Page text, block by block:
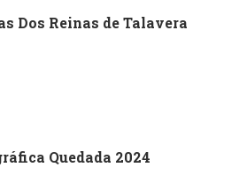
Dos Reinas de Talavera